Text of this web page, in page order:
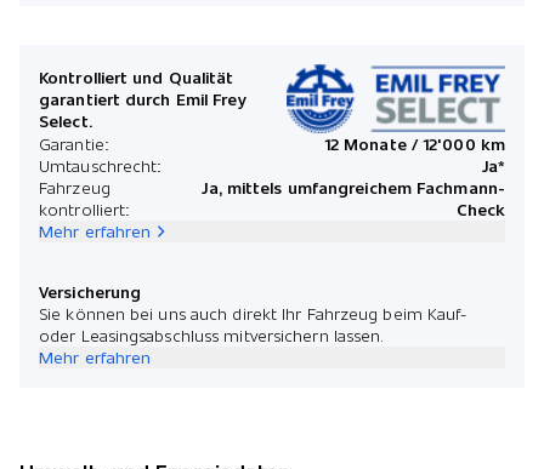
Kontrolliert und Qualität
garantiert durch Emil Frey
Select.
Garantie:
12 Monate / 12'000 km
Umtauschrecht:
Ja*
Fahrzeug
kontrolliert:
Ja, mittels umfangreichem Fachmann-
Check
Mehr erfahren
Versicherung
Sie können bei uns auch direkt Ihr Fahrzeug beim Kauf-
oder Leasingsabschluss mitversichern lassen.
Mehr erfahren